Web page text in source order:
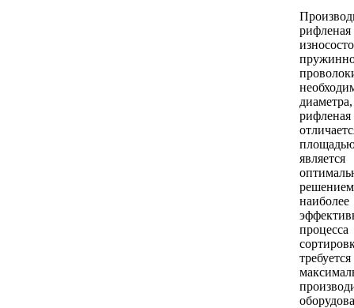
рифленая
диаметра,
рифленая
является
наиболее
процесса